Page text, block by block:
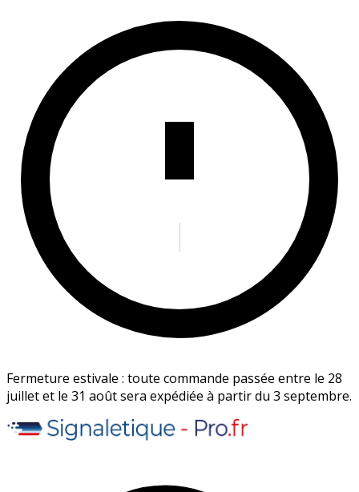
Fermeture estivale : toute commande passée entre le 28
juillet et le 31 août sera expédiée à partir du 3 septembre.